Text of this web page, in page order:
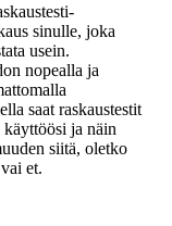
sinulle, joka
usein.
nopealla ja
saat raskaustestit
käyttöösi ja näin
siitä, oletko
et.